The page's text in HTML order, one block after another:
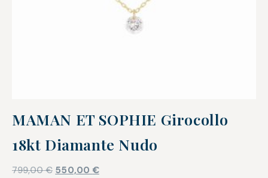
MAMAN ET SOPHIE Girocollo
18kt Diamante Nudo
799,00€ 550,00 €